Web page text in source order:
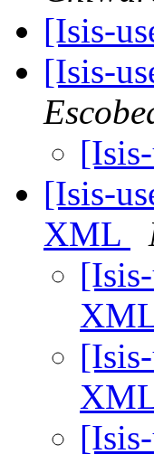
[Isis-
[Isis-
[Isis-
XML